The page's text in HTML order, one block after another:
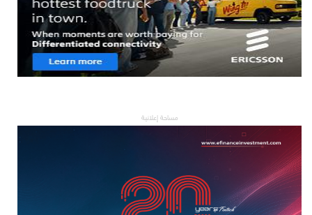
مساحة إعلانية